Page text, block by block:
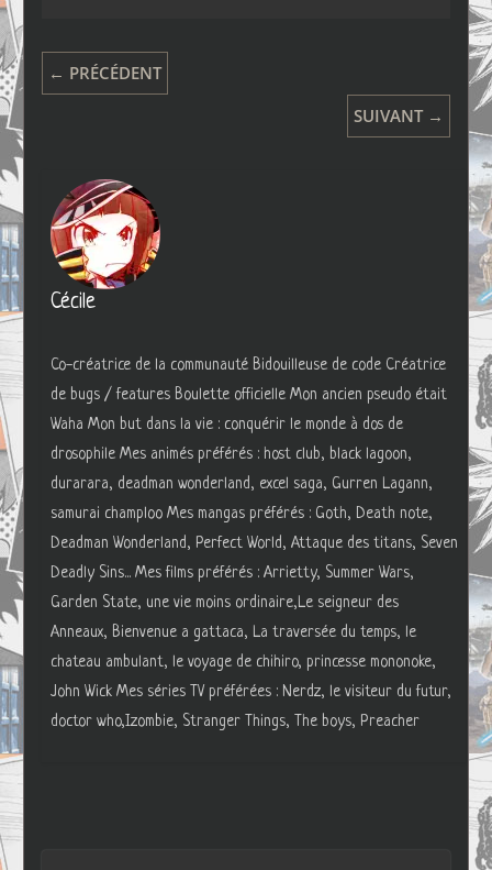
← PRÉCÉDENT
SUIVANT →
Cécile
Co-créatrice de la communauté Bidouilleuse de code Créatrice
de bugs / features Boulette officielle Mon ancien pseudo était
Waha Mon but dans la vie : conquérir le monde à dos de
drosophile Mes animés préférés : host club, black lagoon,
durarara, deadman wonderland, excel saga, Gurren Lagann,
samurai champloo Mes mangas préférés : Goth, Death note,
Deadman Wonderland, Perfect World, Attaque des titans, Seven
Deadly Sins... Mes films préférés : Arrietty, Summer Wars,
Garden State, une vie moins ordinaire,Le seigneur des
Anneaux, Bienvenue a gattaca, La traversée du temps, le
chateau ambulant, le voyage de chihiro, princesse mononoke,
John Wick Mes séries TV préférées : Nerdz, le visiteur du futur,
doctor who,Izombie, Stranger Things, The boys, Preacher